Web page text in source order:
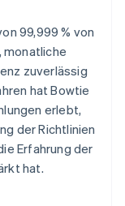
99,999 % von
monatliche
zuverlässig
hat Bowtie
erlebt,
der Richtlinien
Erfahrung der
hat.